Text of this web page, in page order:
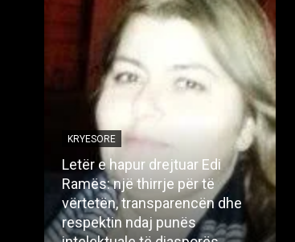
KRYESORE
Letër e hapur drejtuar Edi
Ramës: një thirrje për të
vërtetën, transparencën dhe
respektin ndaj punës